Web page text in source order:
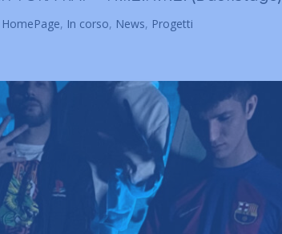
HomePage, In corso, News, Progetti